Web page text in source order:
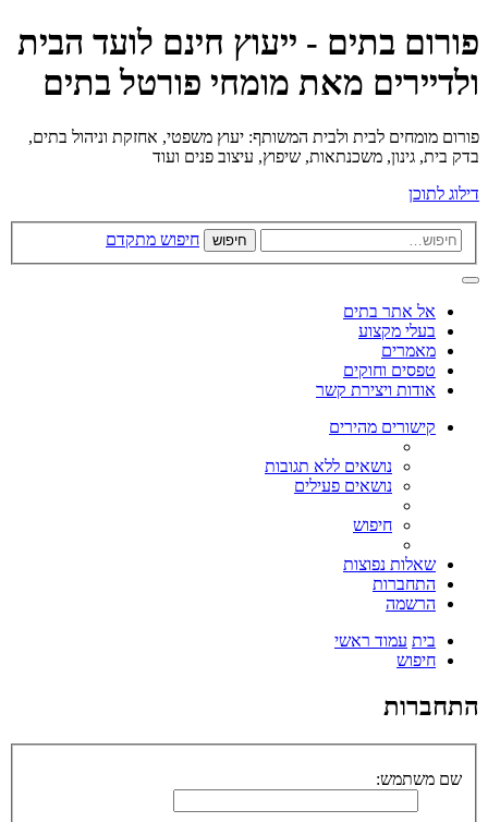
פורום בתים - ייעוץ חינם לועד הבית
ולדיירים מאת מומחי פורטל בתים
פורום מומחים לבית ולבית המשותף: יעוץ משפטי, אחזקת וניהול בתים,
בדק בית, גינון, משכנתאות, שיפוץ, עיצוב פנים ועוד
דילוג לתוכן
חיפוש חיפוש מתקדם
אל אתר בתים
בעלי מקצוע
מאמרים
טפסים וחוקים
אודות ויצירת קשר
קישורים מהירים
נושאים ללא תגובות
נושאים פעילים
חיפוש
שאלות נפוצות
התחברות
הרשמה
בית עמוד ראשי
חיפוש
התחברות
שם משתמש: